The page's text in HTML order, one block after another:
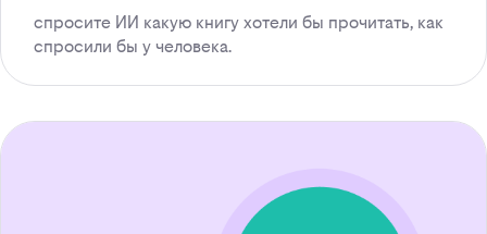
спросите ИИ какую книгу хотели бы прочитать, как
спросили бы у человека.